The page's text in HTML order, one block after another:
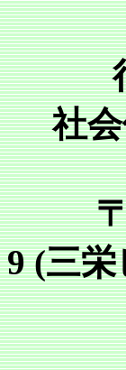
社会
〒
9 (三
ＴＥ